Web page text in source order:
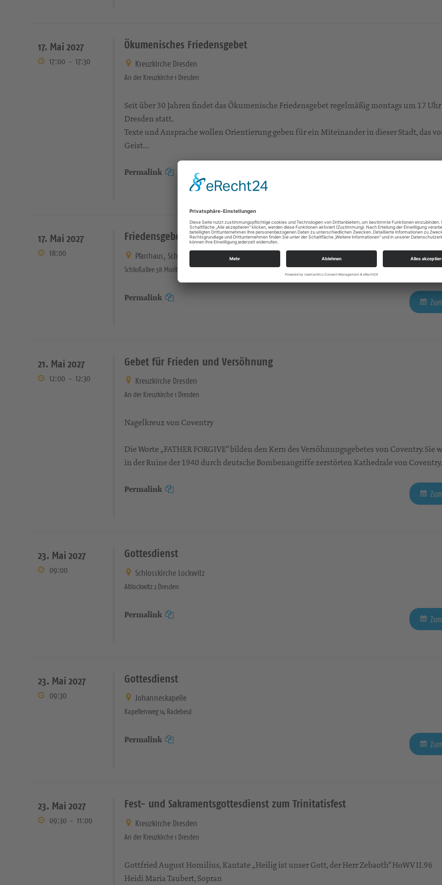
17. Mai 2027
17:00 - 17:30
Ökumenisches Friedensgebet
Kreuzkirche Dresden
An der Kreuzkirche 1 Dresden
Seit über 30 Jahren findet das Ökumenische Friedensgebet regelmäßig montags um 17
Dresden statt.
Texte und Ansprache wollen Orientierung geben für ein Miteinander in dieser Stadt, das
Geist...
Permalink
17. Mai 2027
18:00
Friedensgebet
Pfarrhaus, Schlossallee 38, Moritzburg
Schloßallee 38 Moritzburg
Permalink
21. Mai 2027
12:00 - 12:30
Gebet für Frieden und Versöhnung
Kreuzkirche Dresden
An der Kreuzkirche 1 Dresden
Nagelkreuz von Coventry
Die Worte „FATHER FORGIVE“ bilden den Kern des Versöhnungsgebetes von Coventry. Sie
in der Ruine der 1940 durch deutsche Bombenangriffe zerstörten Kathedrale von
Permalink
23. Mai 2027
09:00
Gottesdienst
Schlosskirche Lockwitz
Altlockwitz 2 Dresden
Permalink
23. Mai 2027
09:30
Gottesdienst
Johanneskapelle
Kapellenweg 14 Radebeul
Permalink
23. Mai 2027
09:30 - 11:00
Fest- und Sakramentsgottesdienst zum Trinitatisfest
Kreuzkirche Dresden
An der Kreuzkirche 1 Dresden
Gottfried August Homilius, Kantate „Heilig ist unser Gott, der Herr Zebaoth“ HoWV II.96
Heidi Maria Taubert, Sopran